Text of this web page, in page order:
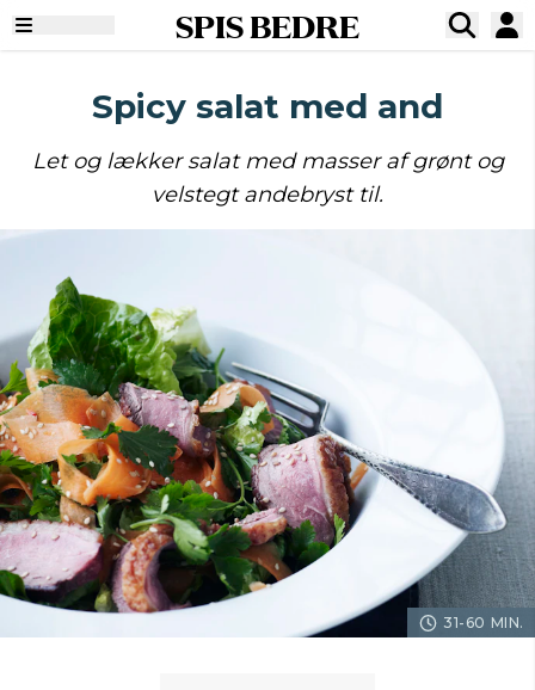
SPIS BEDRE
Spicy salat med and
Let og lækker salat med masser af grønt og
velstegt andebryst til.
31-60 MIN.